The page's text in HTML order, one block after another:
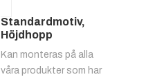
Standardmotiv,
Höjdhopp
Kan monteras på alla
våra produkter som har